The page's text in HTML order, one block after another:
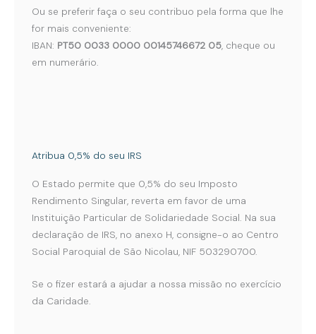
Ou se preferir faça o seu contribuo pela forma que lhe
for mais conveniente:
IBAN: PT50 0033 0000 00145746672 05, cheque ou
em numerário.
Atribua 0,5% do seu IRS
O Estado permite que 0,5% do seu Imposto
Rendimento Singular, reverta em favor de uma
Instituição Particular de Solidariedade Social. Na sua
declaração de IRS, no anexo H, consigne-o ao Centro
Social Paroquial de São Nicolau, NIF 503290700.
Se o fizer estará a ajudar a nossa missão no exercício
da Caridade.